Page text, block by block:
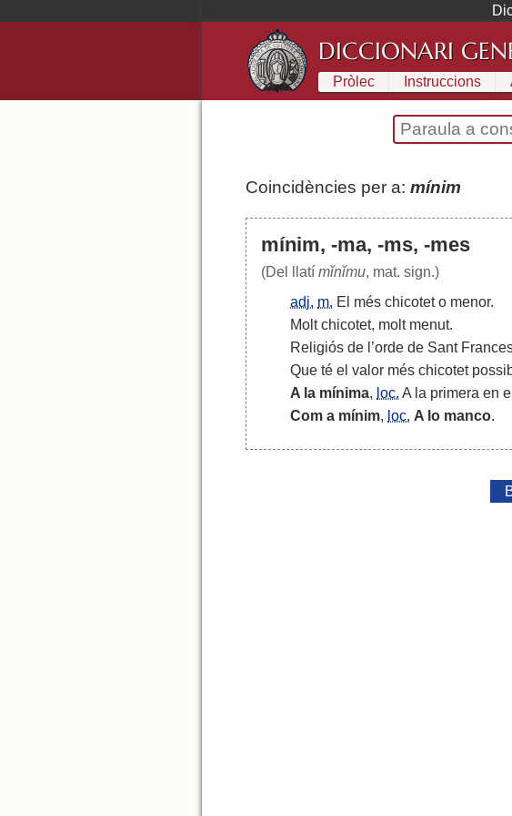
DICCIONARI
Pròlec Instruccions
Coincidències per a: mínim
mínim, -ma, -ms, -mes
(Del llatí mĭnĭmu, mat. sign.)
adj. m. El més chicotet o menor.
Molt chicotet, molt menut.
Religiós de ’orde de Sant
Que té el valor més chicotet
A la mínima, loc. A la primera en el
Com a mínim, loc. A lo manco.